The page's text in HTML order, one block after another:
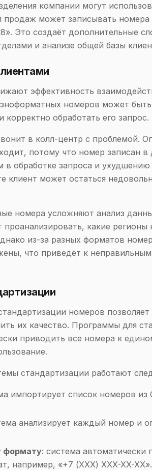
компании могут
может записывать номера
Это создаёт дополнительные
и анализе общей базы
эффективность
номеров может
корректно обработать его запрос.
в колл-центр с проблемой.
потому что номер записан в
обработке запроса и ухудшению
клиент может остаться
номера усложняют анализ
какие регионы
из-за разных форматов
что приведёт к
номеров позволяет
их качество. Программы для
приводить все номера к
стандартизации работают
импортирует список номеров из
анализирует каждый номер и
формату: система автоматически
например, «+7 (XXX) XXX-XX-XX».